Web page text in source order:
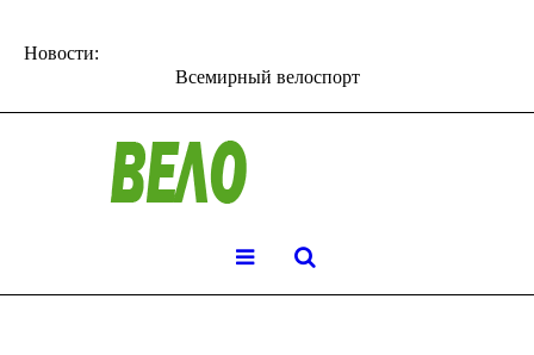
Новости:
Всемирный велоспорт